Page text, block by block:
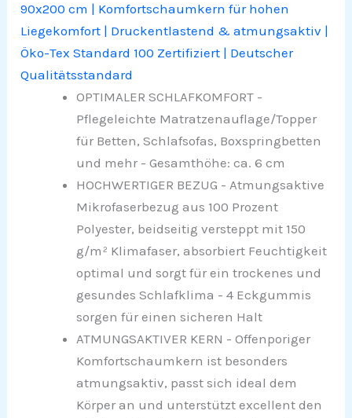
90x200 cm | Komfortschaumkern für hohen
Liegekomfort | Druckentlastend & atmungsaktiv |
Öko-Tex Standard 100 Zertifiziert | Deutscher
Qualitätsstandard
OPTIMALER SCHLAFKOMFORT -
Pflegeleichte Matratzenauflage/Topper
für Betten, Schlafsofas, Boxspringbetten
und mehr - Gesamthöhe: ca. 6 cm
HOCHWERTIGER BEZUG - Atmungsaktive
Mikrofaserbezug aus 100 Prozent
Polyester, beidseitig versteppt mit 150
g/m² Klimafaser, absorbiert Feuchtigkeit
optimal und sorgt für ein trockenes und
gesundes Schlafklima - 4 Eckgummis
sorgen für einen sicheren Halt
ATMUNGSAKTIVER KERN - Offenporiger
Komfortschaumkern ist besonders
atmungsaktiv, passt sich ideal dem
Körper an und unterstützt excellent den